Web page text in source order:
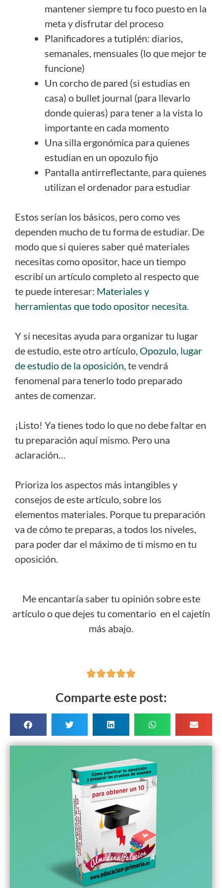
mantener siempre tu foco puesto en la
meta y disfrutar del proceso
Planificadores a tutiplén: diarios,
semanales, mensuales (lo que mejor te
funcione)
Un corcho de pared (si estudias en
casa) o bullet journal (para llevarlo
donde quieras) para tener a la vista lo
importante en cada momento
Una silla ergonómica para quienes
estudian en un opozulo fijo
Pantalla antirreflectante, para quienes
utilizan el ordenador para estudiar
Estos serían los básicos, pero como ves
dependen mucho de tu forma de estudiar. De
modo que si quieres saber qué materiales
necesitas como opositor, hace un tiempo
escribí un artículo completo al respecto que
te puede interesar: Materiales y
herramientas que todo opositor necesita.
Y si necesitas ayuda para organizar tu lugar
de estudio, este otro artículo, Opozulo, lugar
de estudio de la oposición, te vendrá
fenomenal para tenerlo todo preparado
antes de comenzar.
¡Listo! Ya tienes todo lo que no debe faltar en
tu preparación aquí mismo. Pero una
aclaración…
Prioriza los aspectos más intangibles y
consejos de este artículo, sobre los
elementos materiales. Porque tu preparación
va de cómo te preparas, a todos los niveles,
para poder dar el máximo de ti mismo en tu
oposición.
Me encantaría saber tu opinión sobre este
artículo o que dejes tu comentario en el cajetín
más abajo.

Comparte este post: